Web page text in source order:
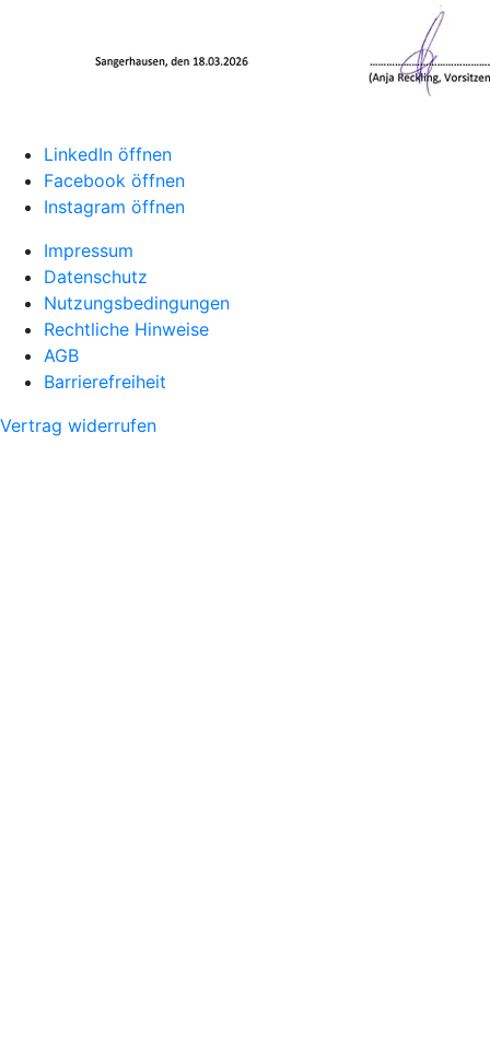
LinkedIn öffnen
Facebook öffnen
Instagram öffnen
Impressum
Datenschutz
Nutzungsbedingungen
Rechtliche Hinweise
AGB
Barrierefreiheit
Vertrag widerrufen